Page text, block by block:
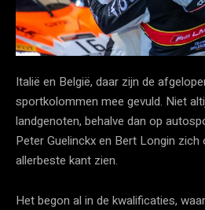
Italië en België, daar zijn de
sportkolommen mee gevuld. Niet
landgenoten, behalve dan op
Peter Guelinckx en Bert Longin zich
allerbeste kant zien.
Het begon al in de kwalificaties,